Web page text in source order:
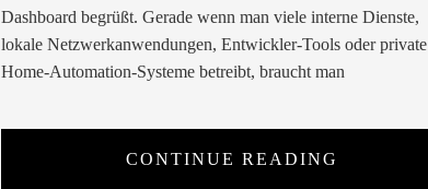
Dashboard begrüßt. Gerade wenn man viele interne Dienste,
lokale Netzwerkanwendungen, Entwickler-Tools oder private
Home-Automation-Systeme betreibt, braucht man
CONTINUE READING